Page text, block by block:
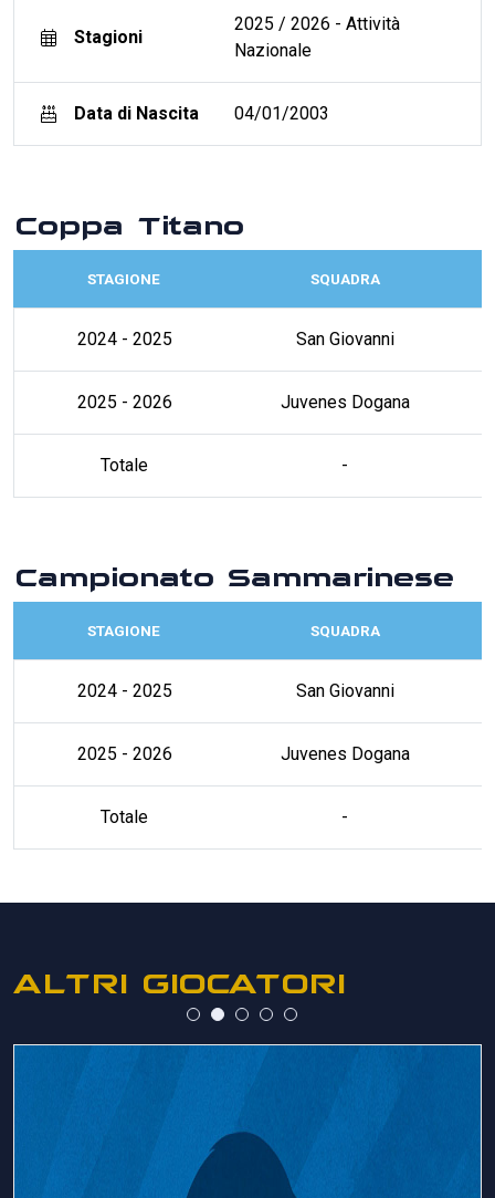
Stagioni
2025 / 2026 - Attività
Nazionale
Data di Nascita 04/01/2003
Coppa Titano
STAGIONE SQUADRA
2024 - 2025 San Giovanni
2025 - 2026 Juvenes Dogana
Totale -
Campionato Sammarinese
STAGIONE SQUADRA
2024 - 2025 San Giovanni
2025 - 2026 Juvenes Dogana
Totale -
ALTRI GIOCATORI